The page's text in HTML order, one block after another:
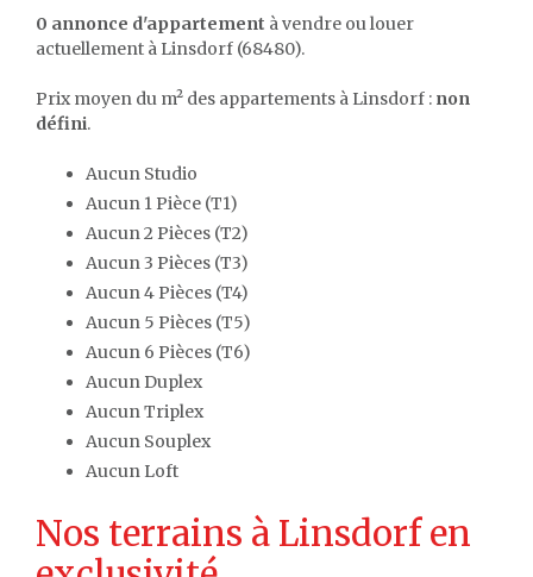
0 annonce d'appartement à vendre ou louer
actuellement à Linsdorf (68480).
Prix moyen du m² des appartements à Linsdorf : non
défini.
Aucun Studio
Aucun 1 Pièce (T1)
Aucun 2 Pièces (T2)
Aucun 3 Pièces (T3)
Aucun 4 Pièces (T4)
Aucun 5 Pièces (T5)
Aucun 6 Pièces (T6)
Aucun Duplex
Aucun Triplex
Aucun Souplex
Aucun Loft
Nos terrains à Linsdorf en